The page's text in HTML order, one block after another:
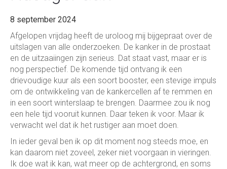
8 september 2024
Afgelopen vrijdag heeft de uroloog mij bijgepraat over de
uitslagen van alle onderzoeken. De kanker in de prostaat
en de uitzaaiingen zijn serieus. Dat staat vast, maar er is
nog perspectief. De komende tijd ontvang ik een
drievoudige kuur als een soort booster, een stevige impuls
om de ontwikkeling van de kankercellen af te remmen en
in een soort winterslaap te brengen. Daarmee zou ik nog
een hele tijd vooruit kunnen. Daar teken ik voor. Maar ik
verwacht wel dat ik het rustiger aan moet doen.
In ieder geval ben ik op dit moment nog steeds moe, en
kan daarom niet zoveel, zeker niet voorgaan in vieringen.
Ik doe wat ik kan, wat meer op de achtergrond, en soms